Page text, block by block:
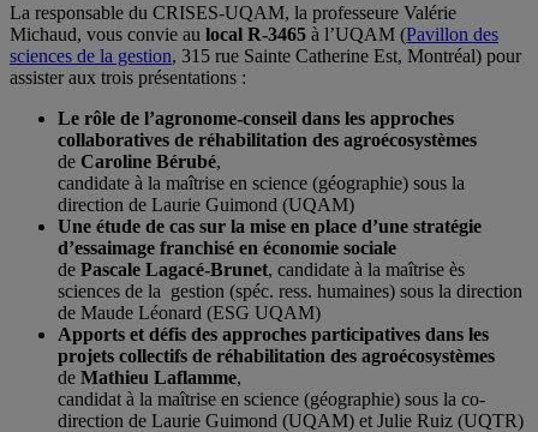
La responsable du CRISES-UQAM, la professeure Valérie
Michaud, vous convie au local R-3465 à l’UQAM (Pavillon des
sciences de la gestion, 315 rue Sainte Catherine Est, Montréal) pour
assister aux trois présentations :
Le rôle de l’agronome-conseil dans les approches
collaboratives de réhabilitation des agroécosystèmes
de Caroline Bérubé,
candidate à la maîtrise en science (géographie) sous la
direction de Laurie Guimond (UQAM)
Une étude de cas sur la mise en place d’une stratégie
d’essaimage franchisé en économie sociale
de Pascale Lagacé-Brunet, candidate à la maîtrise ès
sciences de la gestion (spéc. ress. humaines) sous la direction
de Maude Léonard (ESG UQAM)
Apports et défis des approches participatives dans les
projets collectifs de réhabilitation des agroécosystèmes
de Mathieu Laflamme,
candidat à la maîtrise en science (géographie) sous la co-
direction de Laurie Guimond (UQAM) et Julie Ruiz (UQTR)